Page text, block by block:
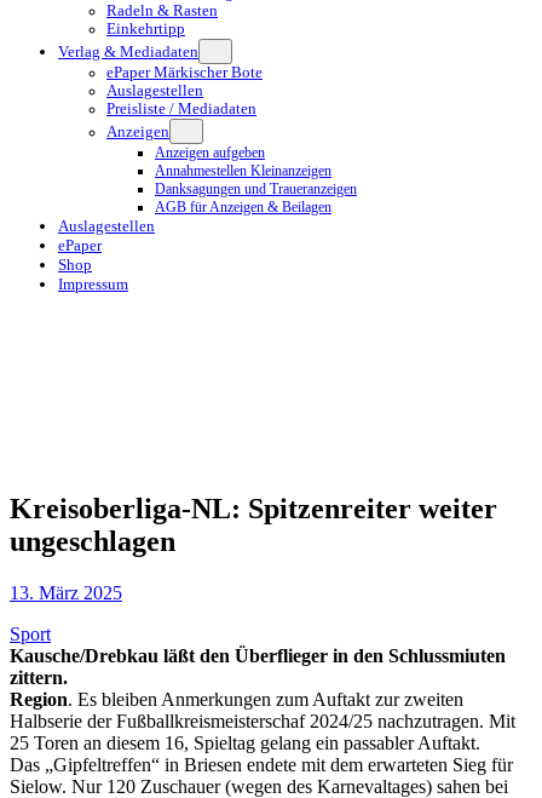
Radeln & Rasten
Einkehrtipp
Verlag & Mediadaten
ePaper Märkischer Bote
Auslagestellen
Preisliste / Mediadaten
Anzeigen
Anzeigen aufgeben
Annahmestellen Kleinanzeigen
Danksagungen und Traueranzeigen
AGB für Anzeigen & Beilagen
Auslagestellen
ePaper
Shop
Impressum
Kreisoberliga-NL: Spitzenreiter weiter
ungeschlagen
13. März 2025
Sport
Kausche/Drebkau läßt den Überflieger in den Schlussmiuten
zittern.
Region. Es bleiben Anmerkungen zum Auftakt zur zweiten
Halbserie der Fußballkreismeisterschaf 2024/25 nachzutragen. Mit
25 Toren an diesem 16, Spieltag gelang ein passabler Auftakt.
Das „Gipfeltreffen“ in Briesen endete mit dem erwarteten Sieg für
Sielow. Nur 120 Zuschauer (wegen des Karnevaltages) sahen bei